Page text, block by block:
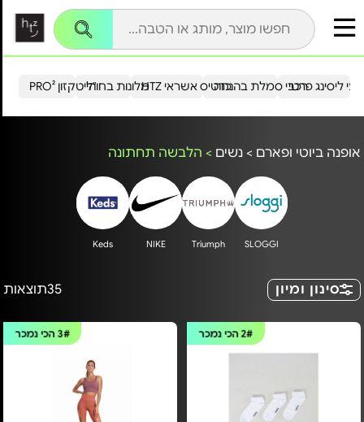
הייטקזון PRO²מלונות בחו"ל כרטיס אשראי HTZ ליסינג פרטירכבי סמלת בהנחה
אופנה ביוטי ופארם > נשים > הלבשה תחתונה
SLOGGI
Triumph
NIKE
Keds
סינון ומיון 35תוצאות
2#הכי נמכר 3#הכי נמכר